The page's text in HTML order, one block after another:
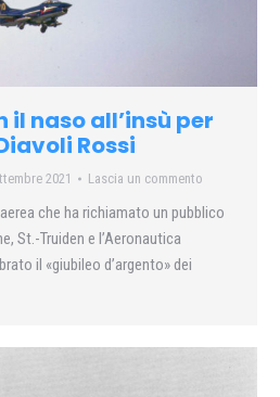
naso all’insù per
Rossi
2021 Lascia un commento
che ha richiamato un pubblico
St.-Truiden e l’Aeronautica
il «giubileo d’argento» dei